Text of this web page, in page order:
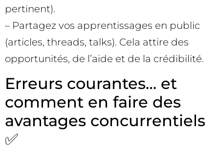
pertinent).
– Partagez vos apprentissages en public
(articles, threads, talks). Cela attire des
opportunités, de l’aide et de la crédibilité.
Erreurs courantes… et
comment en faire des
avantages concurrentiels
✅